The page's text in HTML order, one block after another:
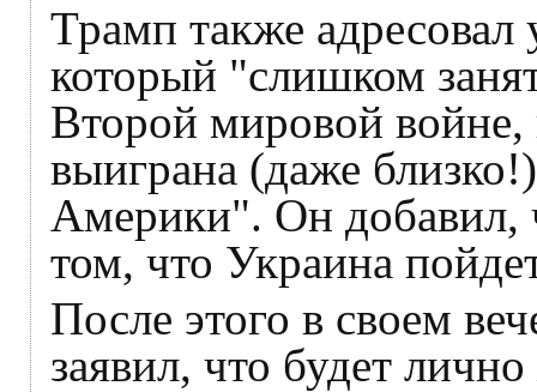
Трамп также адресовал
который "слишком
Второй мировой войне,
выиграна (даже
Америки". Он добавил,
том, что Украина
После этого в своем
заявил, что будет